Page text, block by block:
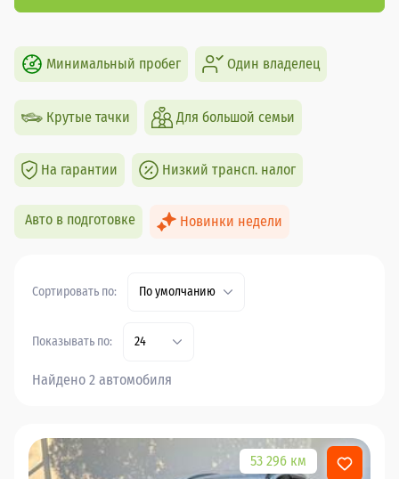
Минимальный пробег Один владелец
Крутые тачки Для большой семьи
На гарантии Низкий трансп. налог
Авто в подготовке Новинки недели
Сортировать по: По умолчанию
Показывать по: 24
Найдено 2 автомобиля
53 296 км